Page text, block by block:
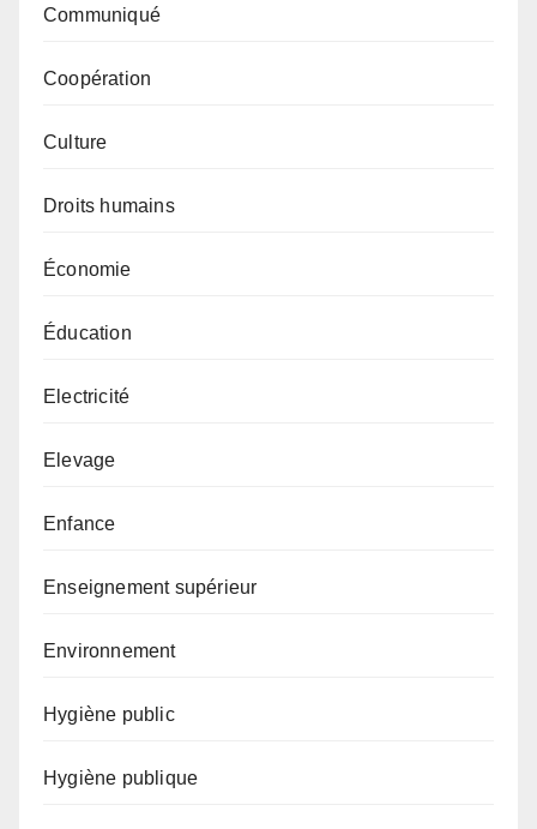
Communiqué
Coopération
Culture
Droits humains
Économie
Éducation
Electricité
Elevage
Enfance
Enseignement supérieur
Environnement
Hygiène public
Hygiène publique